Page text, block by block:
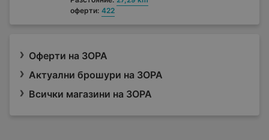
оферти: 422
Оферти на ЗОРА
Актуални брошури на ЗОРА
Всички магазини на ЗОРА